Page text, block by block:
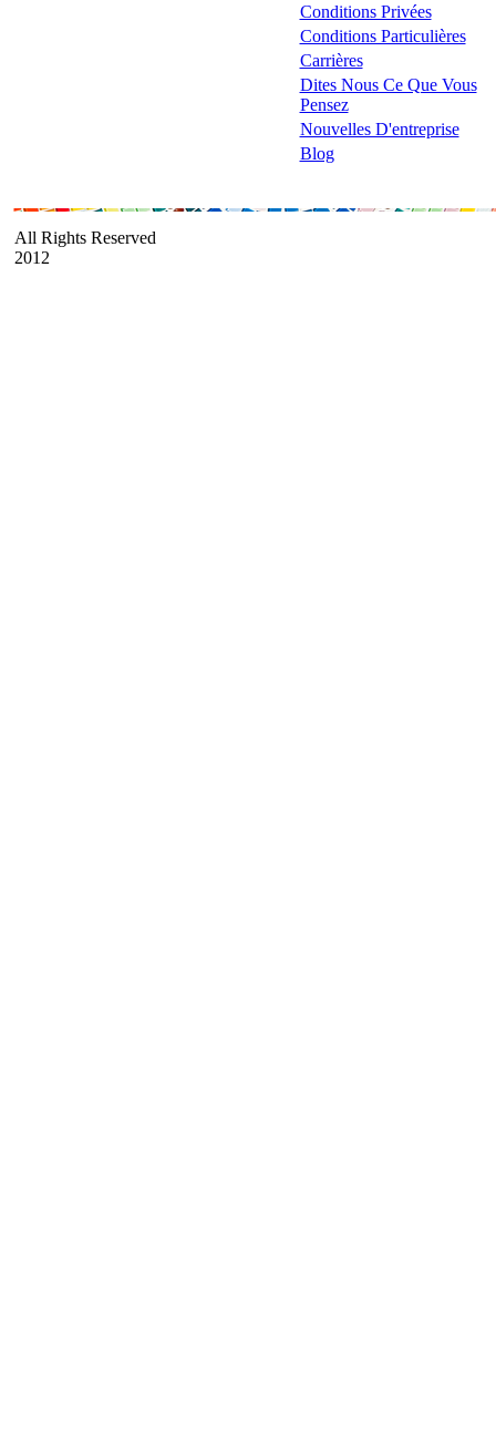
Conditions Privées
Conditions Particulières
Carrières
Dites Nous Ce Que Vous
Pensez
Nouvelles D'entreprise
Blog
All Rights Reserved
2012